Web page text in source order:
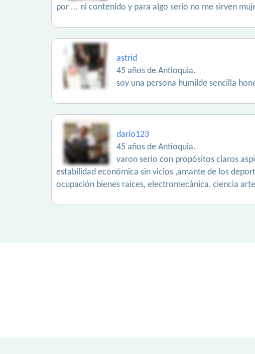
por ... ni contenido y para algo serio no me sirven
astrid
45 años de Antioquia.
soy una persona humilde sencilla
darío123
45 años de Antioquia.
varon serio con propósitos claros
estabilidad económica sin vicios ,amante de los
ocupación bienes raices, electromecánica, ciencia